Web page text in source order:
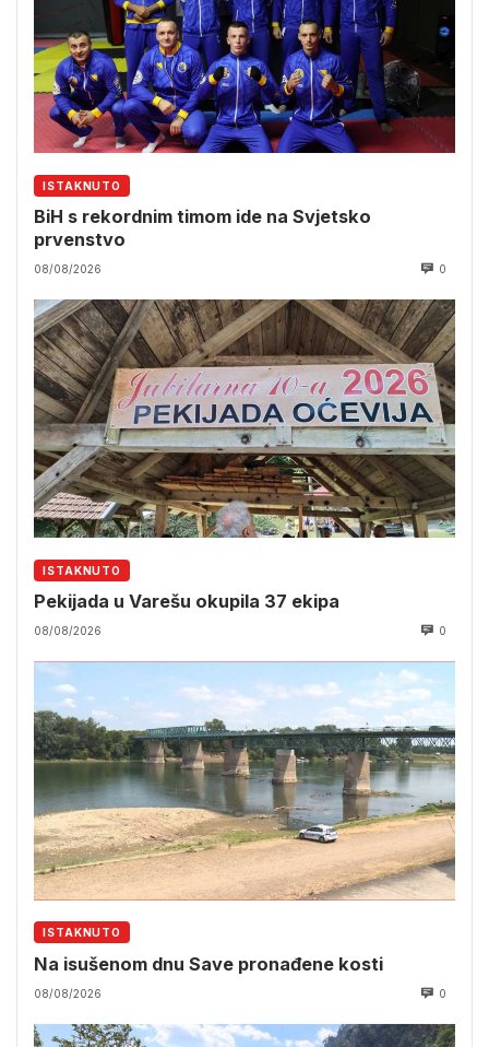
ISTAKNUTO
BiH s rekordnim timom ide na Svjetsko
prvenstvo
08/08/2026 0
ISTAKNUTO
Pekijada u Varešu okupila 37 ekipa
08/08/2026 0
ISTAKNUTO
Na isušenom dnu Save pronađene kosti
08/08/2026 0